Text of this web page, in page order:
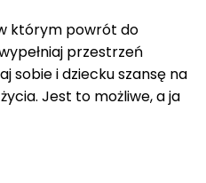
którym powrót do
przestrzeń
sobie i dziecku szansę na
Jest to możliwe, a ja